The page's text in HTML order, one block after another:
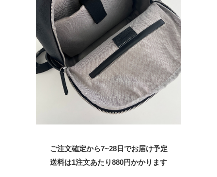
ご注文確定から7~28日でお届け予定
送料は1注文あたり880円かかります